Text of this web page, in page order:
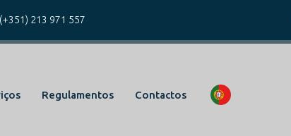
boa experiência de navegação e acesso a todas
(+351) 213 971 557
Regulamentos Contactos